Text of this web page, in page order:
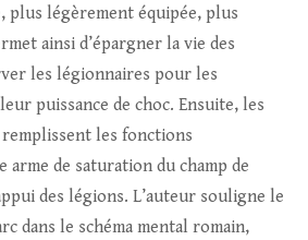
plus légèrement équipée, plus
ainsi d’épargner la vie des
les légionnaires pour les
puissance de choc. Ensuite, les
les fonctions
arme de saturation du champ de
des légions. L’auteur souligne le
dans le schéma mental romain,